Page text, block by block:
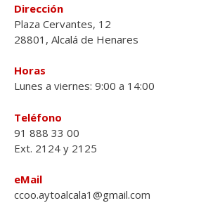
Dirección
Plaza Cervantes, 12
28801, Alcalá de Henares
Horas
Lunes a viernes: 9:00 a 14:00
Teléfono
91 888 33 00
Ext. 2124 y 2125
eMail
ccoo.aytoalcala1@gmail.com